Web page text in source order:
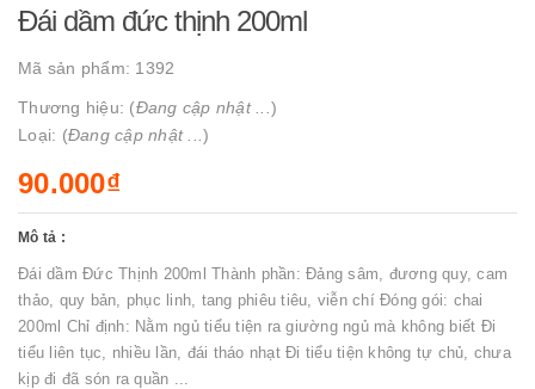
Đái dầm đức thịnh 200ml
Mã sản phẩm: 1392
Thương hiệu: (Đang cập nhật ... )
Loại: (Đang cập nhật ... )
90.000₫
Mô tả :
Đái dầm Đức Thịnh 200ml Thành phần: Đảng sâm, đương quy, cam
thảo, quy bản, phục linh, tang phiêu tiêu, viễn chí Đóng gói: chai
200ml Chỉ định: Nằm ngủ tiểu tiện ra giường ngủ mà không biết Đi
tiểu liên tục, nhiều lần, đái tháo nhạt Đi tiểu tiện không tự chủ, chưa
kịp đi đã són ra quần ...